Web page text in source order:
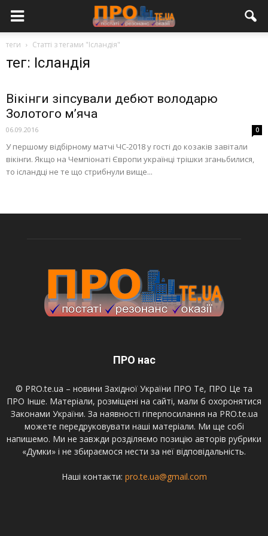
теги Статті з тегами "Ісландія"
тег: Ісландія
Вікінги зіпсували дебют володарю
Золотого м’яча
06.09.2016 0
У першому відбірному матчі ЧС-2018 у гості до козаків завітали
вікінги. Якщо на Чемпіонаті Європи українці трішки зганьбилися,
то ісландці не те що стрибнули вище...
ПРО нас
© PRO.te.ua – новини Західної України ПРО Те, ПРО Це та
ПРО Інше. Матеріали, розміщені на сайті, мали б охоронятися
Законами України. За наявності гіперпосилання на PRO.te.ua
можете передруковувати наші матеріали. Ми ще собі
напишемо. Ми не завжди розділяємо позицію авторів рубрики
«Думки» і не збираємося нести за неї відповідальність.
Наші контакти: pro.te.ua@gmail.com